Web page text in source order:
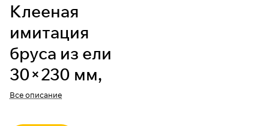
Клееная
имитация
бруса из ели
30×230 мм,
сорт АВ
Все описание